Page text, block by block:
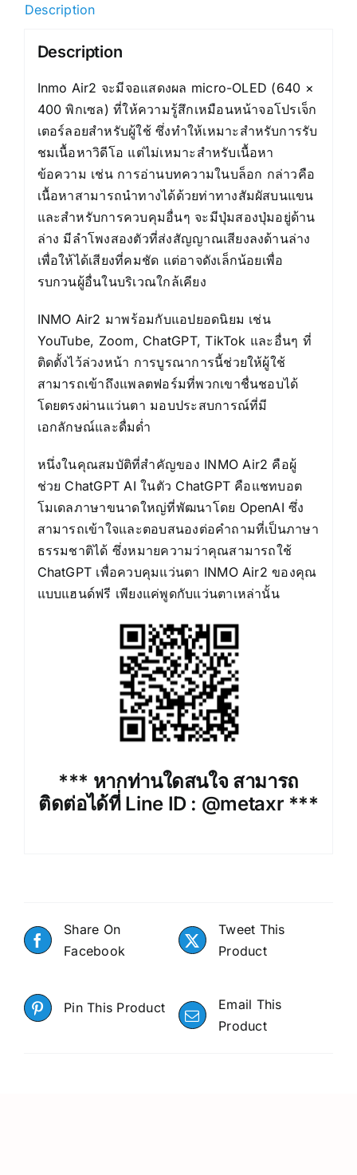
Description
Description
Inmo Air2 จะมีจอแสดงผล micro-OLED (640 ×
400 พิกเซล) ที่ให้ความรู้สึกเหมือนหน้าจอโปรเจ็ก
เตอร์ลอยสำหรับผู้ใช้ ซึ่งทำให้เหมาะสำหรับการรับ
ชมเนื้อหาวิดีโอ แต่ไม่เหมาะสำหรับเนื้อหา
ข้อความ เช่น การอ่านบทความในบล็อก กล่าวคือ
เนื้อหาสามารถนำทางได้ด้วยท่าทางสัมผัสบนแขน
และสำหรับการควบคุมอื่นๆ จะมีปุ่มสองปุ่มอยู่ด้าน
ล่าง มีลำโพงสองตัวที่ส่งสัญญาณเสียงลงด้านล่าง
เพื่อให้ได้เสียงที่คมชัด แต่อาจดังเล็กน้อยเพื่อ
รบกวนผู้อื่นในบริเวณใกล้เคียง
INMO Air2 มาพร้อมกับแอปยอดนิยม เช่น
YouTube, Zoom, ChatGPT, TikTok และอื่นๆ ที่
ติดตั้งไว้ล่วงหน้า การบูรณาการนี้ช่วยให้ผู้ใช้
สามารถเข้าถึงแพลตฟอร์มที่พวกเขาชื่นชอบได้
โดยตรงผ่านแว่นตา มอบประสบการณ์ที่มี
เอกลักษณ์และดื่มด่ำ
หนึ่งในคุณสมบัติที่สำคัญของ INMO Air2 คือผู้
ช่วย ChatGPT AI ในตัว ChatGPT คือแชทบอต
โมเดลภาษาขนาดใหญ่ที่พัฒนาโดย OpenAI ซึ่ง
สามารถเข้าใจและตอบสนองต่อคำถามที่เป็นภาษา
ธรรมชาติได้ ซึ่งหมายความว่าคุณสามารถใช้
ChatGPT เพื่อควบคุมแว่นตา INMO Air2 ของคุณ
แบบแฮนด์ฟรี เพียงแค่พูดกับแว่นตาเหล่านั้น
*** หากท่านใดสนใจ สามารถ
ติดต่อได้ที่ Line ID : @metaxr ***
Share On
Facebook
Tweet This
Product
Pin This Product
Email This
Product